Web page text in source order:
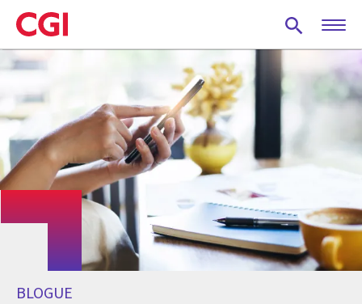
Skip
to
main
content
BLOGUE